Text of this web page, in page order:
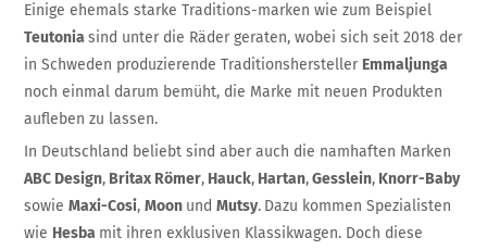
Einige ehemals starke Traditions-marken wie zum Beispiel
Teutoniasind unter die Räder geraten, wobei sich seit 2018 der
in Schweden produzierende Traditionshersteller Emmaljunga
noch einmal darum bemüht, die Marke mit neuen Produkten
aufleben zu lassen.
In Deutschland beliebt sind aber auch die namhaften Marken
ABC Design, Britax Römer, Hauck, Hartan,Gesslein, Knorr-Baby
sowieMaxi-Cosi,Moon undMutsy. Dazu kommen Spezialisten
wie Hesba mit ihren exklusiven Klassikwagen. Doch diese